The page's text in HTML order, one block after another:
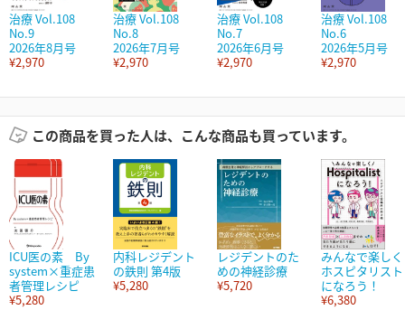
治療 Vol.108
No.9
2026年8月号
¥2,970
治療 Vol.108
No.8
2026年7月号
¥2,970
治療 Vol.108
No.7
2026年6月号
¥2,970
治療 Vol.108
No.6
2026年5月号
¥2,970
この商品を買った人は、こんな商品も買っています。
ICU医の素 By
system×重症患
者管理レシピ
¥5,280
内科レジデント
の鉄則 第4版
¥5,280
レジデントのた
めの神経診療
¥5,720
みんなで楽しく
ホスピタリスト
になろう！
¥6,380